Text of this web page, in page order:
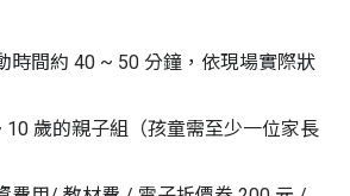
小旅行 | 蔬果，請不要搭飛機！
的魔法 | 發揮不浪費的超能力！
角色扮演】、【故事互動】、【學習
導覽】，幫助孩子培養食農素養，建
時間約 40 ~ 50 分鐘，依現場實際狀
10 歲的親子組（孩童需至少一位家長